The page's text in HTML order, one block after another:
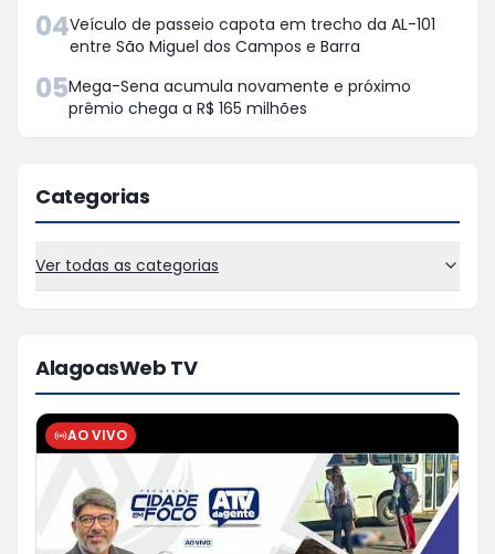
04Veículo de passeio capota em trecho da AL-101
entre São Miguel dos Campos e Barra
05Mega-Sena acumula novamente e próximo
prêmio chega a R$ 165 milhões
Categorias
Ver todas as categorias
AlagoasWeb TV
AO VIVO